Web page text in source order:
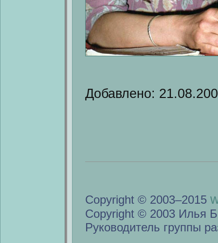
Добавлено:
Copyright © 2003–2015
Copyright © 2003 Илья
Руководитель группы